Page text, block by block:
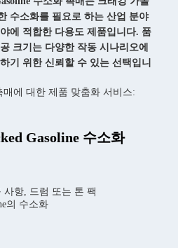
수소화를 필요로 하는 산업 분야
에 적합한 다용도 제품입니다. 품
크기는 다양한 작동 시나리오에
기 위한 신뢰할 수 있는 선택입니
매에 대한 제품 맞춤화 서비스:
Gasoline 수소화
사항, 드럼 또는 톤 팩
의 수소화